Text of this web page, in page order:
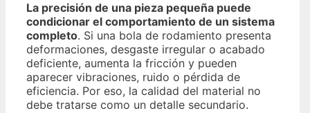
La precisión de una pieza pequeña puede
condicionar el comportamiento de un sistema
completo. Si una bola de rodamiento presenta
deformaciones, desgaste irregular o acabado
deficiente, aumenta la fricción y pueden
aparecer vibraciones, ruido o pérdida de
eficiencia. Por eso, la calidad del material no
debe tratarse como un detalle secundario.